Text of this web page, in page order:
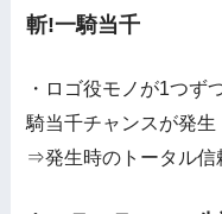
斬!一騎当千
・ロゴ役モノが1つず
騎当千チャンスが発生
⇒発生時のトータル信